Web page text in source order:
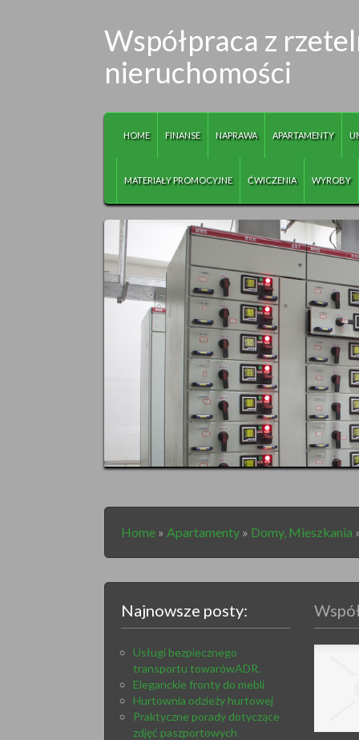
Współpraca z
nieruchomości
HOME FINANSE NAPRAWA APARTAMENTY
MATERIAŁY PROMOCYJNE ĆWICZENIA WYROBY
Home » Apartamenty » Domy, Mieszkania
Najnowsze posty:
Usługi bezpiecznego
transportu towarówADR.
Eleganckie fronty do mebli
Hurtownia odzieży hurtowej
Praktyczne porady dotyczące
zdjęć paszportowych